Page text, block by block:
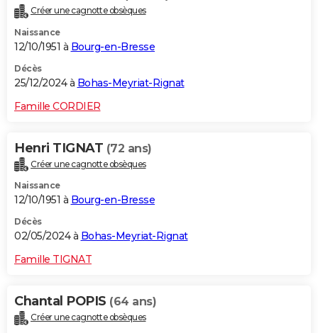
Créer une cagnotte obsèques
Naissance
12/10/1951 à Bourg-en-Bresse
Décès
25/12/2024 à Bohas-Meyriat-Rignat
Famille CORDIER
Henri TIGNAT (72 ans)
Créer une cagnotte obsèques
Naissance
12/10/1951 à Bourg-en-Bresse
Décès
02/05/2024 à Bohas-Meyriat-Rignat
Famille TIGNAT
Chantal POPIS (64 ans)
Créer une cagnotte obsèques